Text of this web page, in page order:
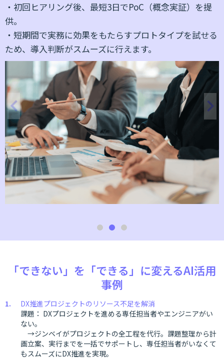
・初回ヒアリング後、最短3日でPoC（概念実証）を提
供。
・短期間で実務に効果をもたらすプロトタイプを試せる
ため、導入判断がスムーズに行えます。
「できない」を「できる」に変えるAI活用
事例
DX推進プロジェクトのリソース不足を解消
課題： DXプロジェクトを進める専任担当者やエンジニアがい
ない。
→ジンベイがプロジェクトの全工程を代行。課題整理から計
画立案、実行までを一括でサポートし、専任担当者がいなくて
もスムーズにDX推進を実現。